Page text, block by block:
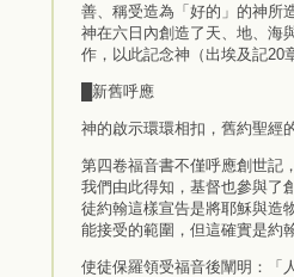
善、稱受造為「好的」的神所
神在六日內創造了天、地、海
作，以此記念神（出埃及記20
█新舊呼應
神的啟示環環相扣，舊約聖經
第四卷福音書不僅呼應創世記
我們由此得知，基督也參與了
徒約翰這樣宣告是將耶穌與造
能接受的範圍，但這確實是約
使徒保羅領受福音後闡明：「